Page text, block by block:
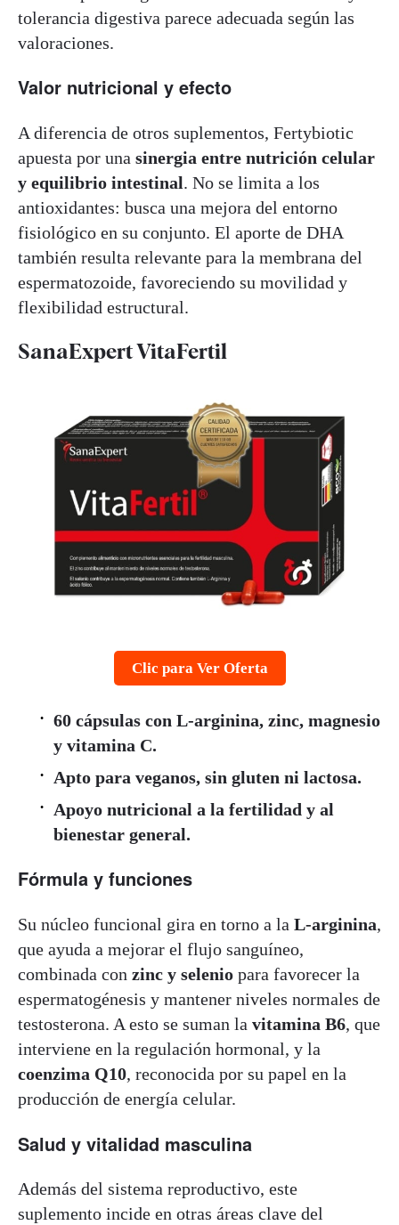
tolerancia digestiva parece adecuada según las
valoraciones.
Valor nutricional y efecto
A diferencia de otros suplementos, Fertybiotic
apuesta por una sinergia entre nutrición celular
y equilibrio intestinal. No se limita a los
antioxidantes: busca una mejora del entorno
fisiológico en su conjunto. El aporte de DHA
también resulta relevante para la membrana del
espermatozoide, favoreciendo su movilidad y
flexibilidad estructural.
SanaExpert VitaFertil
Clic para Ver Oferta
60 cápsulas con L-arginina, zinc, magnesio
y vitamina C.
Apto para veganos, sin gluten ni lactosa.
Apoyo nutricional a la fertilidad y al
bienestar general.
Fórmula y funciones
Su núcleo funcional gira en torno a la L-arginina,
que ayuda a mejorar el flujo sanguíneo,
combinada con zinc y selenio para favorecer la
espermatogénesis y mantener niveles normales de
testosterona. A esto se suman la vitamina B6, que
interviene en la regulación hormonal, y la
coenzima Q10, reconocida por su papel en la
producción de energía celular.
Salud y vitalidad masculina
Además del sistema reproductivo, este
suplemento incide en otras áreas clave del